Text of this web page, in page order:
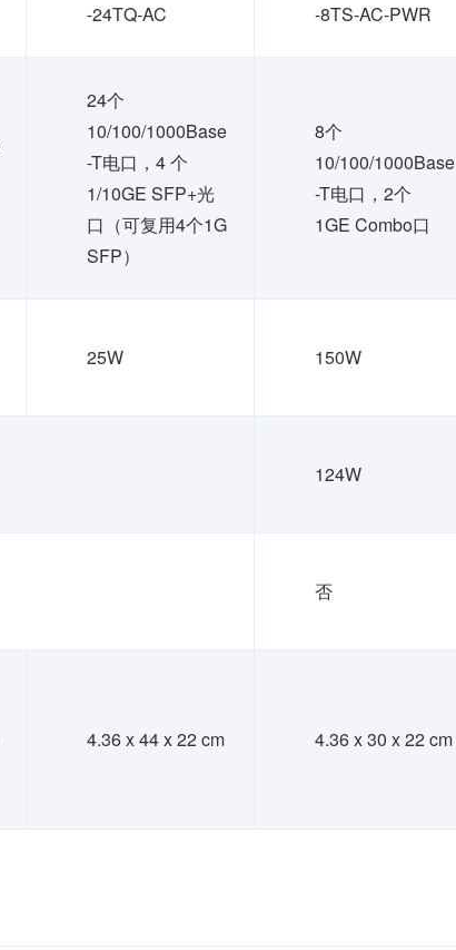
-24TQ-AC
-8TS-AC-PWR
24个
10/100/1000Base
-T电口，4 个
1/10GE SFP+光
口（可复用4个1G
SFP）
8个
10/100/1000Base
-T电口，2个
1GE Combo口
25W 150W
124W
否
4.36 x 44 x 22 cm 4.36 x 30 x 22 cm